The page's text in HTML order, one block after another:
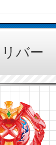
バー